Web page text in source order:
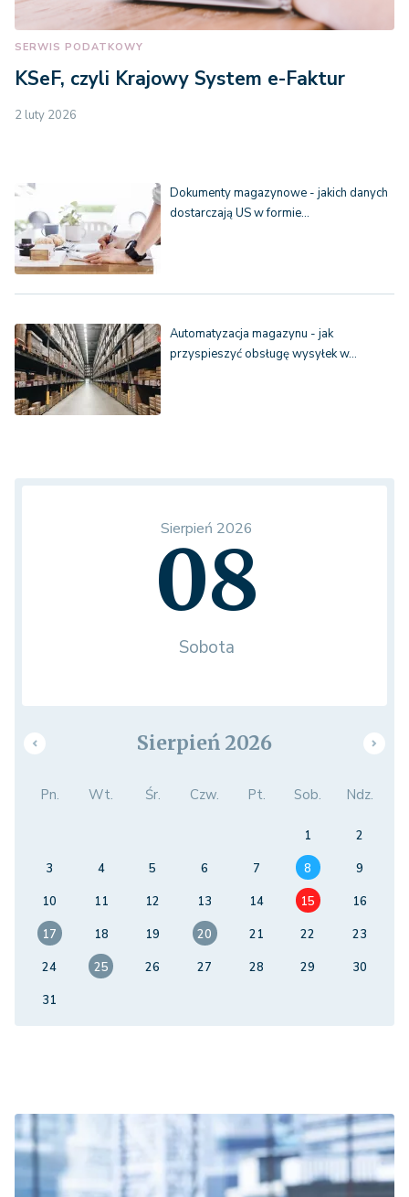
SERWIS PODATKOWY
KSeF, czyli Krajowy System e-Faktur
2 luty 2026
Dokumenty magazynowe - jakich danych
dostarczają US w formie…
Automatyzacja magazynu - jak
przyspieszyć obsługę wysyłek w…
Sierpień 2026
08
Sobota
Sierpień 2026
Pn. Wt. Śr. Czw. Pt. Sob. Ndz.
1
2
3
4 5 6 7 8
9
10
11 12 13 14 15
16
17
18 19 20 21 22
23
24
25 26 27 28 29
30
31